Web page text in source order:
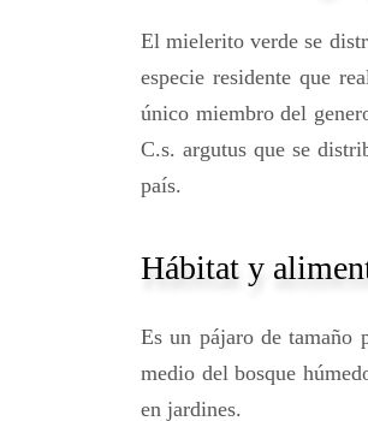
El mielerito verde se
especie residente que
único miembro del
C.s. argutus que se
país.
Hábitat y
Es un pájaro de tamaño
medio del bosque
en jardines.